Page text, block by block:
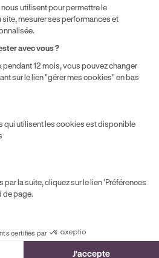
nosConditions Générales de
utilisent pour permettre le
mesurer ses performances et
avec vous ?
12 mois, vous pouvez changer
sur le lien "gérer mes cookies" en bas
qui utilisent les cookies est disponible
la suite, cliquez sur le lien 'Préférences
de page.
certifiés par
J'accepte